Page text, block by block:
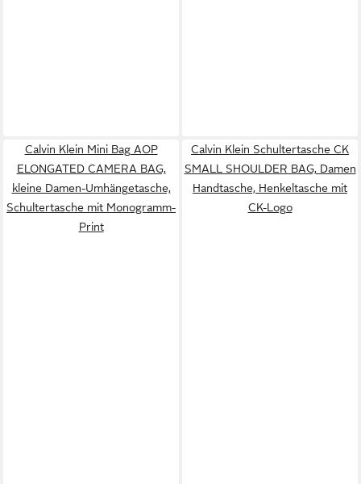
Calvin Klein Mini Bag AOP
ELONGATED CAMERA BAG,
kleine Damen-Umhängetasche,
Schultertasche mit Monogramm-
Print
Calvin Klein Schultertasche CK
SMALL SHOULDER BAG, Damen
Handtasche, Henkeltasche mit
CK-Logo